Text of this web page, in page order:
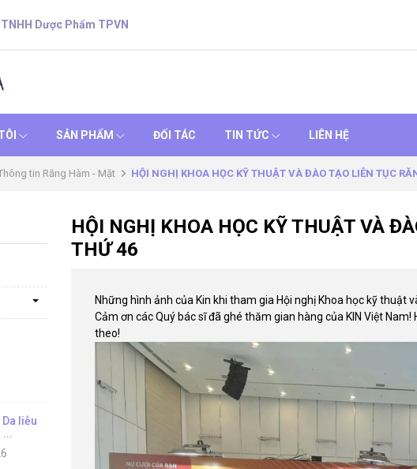
Dược Phẩm TPVN
SẢN PHẨM ĐỐI TÁC TIN TỨC LIÊN HỆ
tin Răng Hàm - Mặt HỘI NGHỊ KHOA HỌC KỸ THUẬT VÀ ĐÀO TẠO LIÊN TỤC
liễu
...
HỘI NGHỊ KHOA HỌC KỸ THUẬT VÀ
THỨ 46
Những hình ảnh của Kin khi tham gia Hội nghị Khoa học kỹ thuật
Cảm ơn các Quý bác sĩ đã ghé thăm gian hàng của KIN Việt
theo!